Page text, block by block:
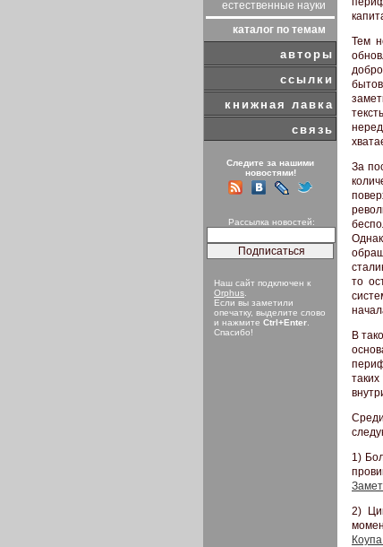
естественные науки
каталог по темам
авторы
ссылки
книжная лавка
связь
Следите за нашими
новостями!
Рассылка новостей:
Наш сайт подключен к
Orphus
Если вы заметили
опечатку, выделите слово
и нажмите Ctrl+Enter
Спасибо!
Тем
За
то
В
1)
2)